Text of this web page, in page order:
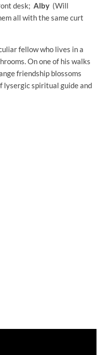
desk; Alby (Will
all with the same curt
fellow who lives in a
On one of his walks
friendship blossoms
lysergic spiritual guide and